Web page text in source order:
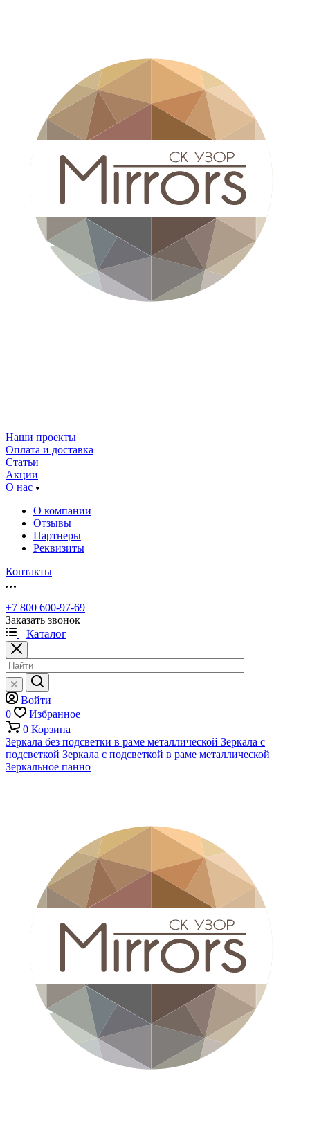
Наши проекты
Оплата и доставка
Статьи
Акции
О нас
О компании
Отзывы
Партнеры
Реквизиты
Контакты
+7 800 600-97-69
Заказать звонок
Каталог
Войти
0
Избранное
0 Корзина
Зеркала без подсветки в раме металлической Зеркала с
подсветкой Зеркала с подсветкой в раме металлической
Зеркальное панно